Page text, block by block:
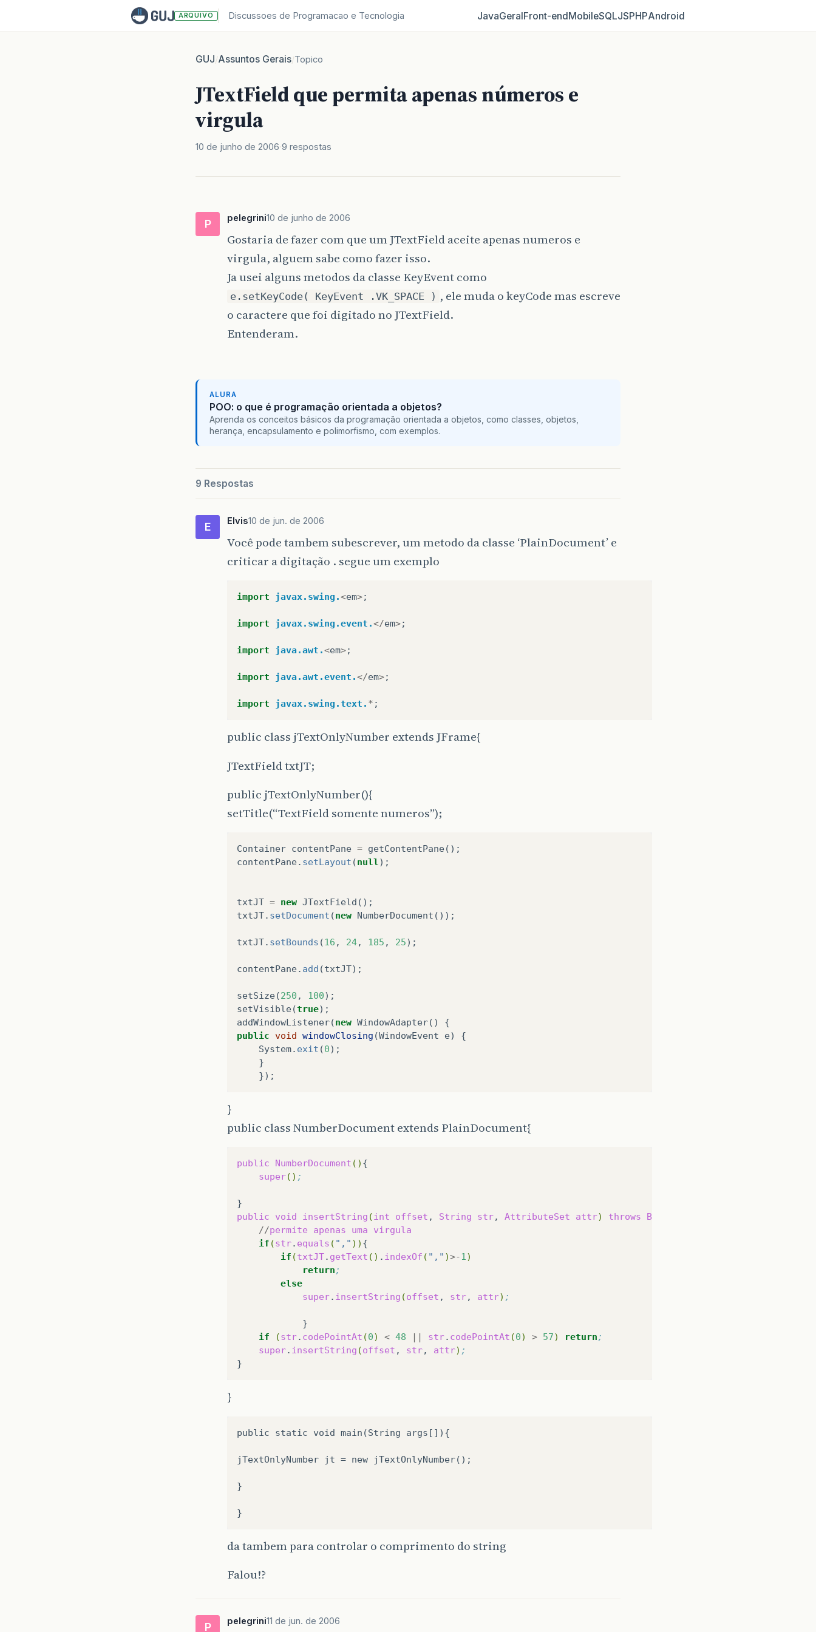
ARQUIVO Discussoes de Programacao e Tecnologia JavaGeralFront‑endMobileSQLJSPHPAndroid
GUJ/Assuntos Gerais/Topico
JTextField que permita apenas números e
virgula
10 de junho de 2006 9 respostas
P pelegrini10 de junho de 2006
Gostaria de fazer com que um JTextField aceite apenas numeros e
virgula, alguem sabe como fazer isso.
Ja usei alguns metodos da classe KeyEvent como
e.setKeyCode( KeyEvent .VK_SPACE ) , ele muda o keyCode mas escreve
o caractere que foi digitado no JTextField.
Entenderam.
ALURA
POO: o que é programação orientada a objetos?
Aprenda os conceitos básicos da programação orientada a objetos, como classes, objetos,
herança, encapsulamento e polimorfismo, com exemplos.
9 Respostas
E Elvis10 de jun. de 2006
Você pode tambem subescrever, um metodo da classe ‘PlainDocument’ e
criticar a digitação . segue um exemplo
import javax.swing.<em>;
import javax.swing.event.</em>;
import java.awt.<em>;
import java.awt.event.</em>;
import javax.swing.text. * ;
public class jTextOnlyNumber extends JFrame{
JTextField txtJT;
public jTextOnlyNumber(){
setTitle(“TextField somente numeros”);
Container contentPane = getContentPane();
contentPane. setLayout (null );
txtJT = new JTextField ();
txtJT. setDocument (new NumberDocument ());
txtJT. setBounds (16 , 24, 185 , 25);
contentPane. add (txtJT);
setSize(250 , 100);
setVisible(true);
addWindowListener(new WindowAdapter()
{
public void windowClosing (WindowEvent e)
{
System. exit (0);
}
});
}
public class NumberDocument extends PlainDocument{
public NumberDocument ()
super() ;
public
void insertString ( int offset , String str, AttributeSet attr) throws BadLocationException
//permite apenas uma
virgula
if (str. equals ( "," ))
if (txtJT. getText () . indexOf ( "," )>-1 )
return;
else
super. insertString (offset , str, attr) ;
if
(str. codePointAt (0) < 48 || str. codePointAt (0) > 57) return;
super. insertString (offset , str, attr) ;
}
public static void main(String args[]){
jTextOnlyNumber jt = new jTextOnlyNumber();
}
da tambem para controlar o comprimento do string
Falou!?
P pelegrini11 de jun. de 2006